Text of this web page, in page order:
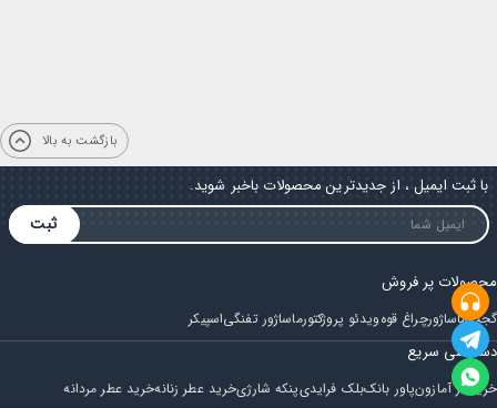
بازگشت به بالا
با ثبت ایمیل ، از جدیدترین محصولات باخبر شوید.
ثبت
محصولات پر فروش
گجتماساژورچراغ قوهویدئو پروژکتورماساژور تفنگیاسپیکر
دسترسی سریع
خرید از آمازونپاور بانکبلک فرایدیپنکه شارژیخرید عطر زنانهخرید عطر مردانه